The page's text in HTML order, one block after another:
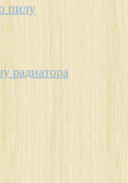
пилу
радиатора